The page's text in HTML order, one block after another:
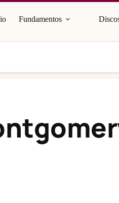
Fundamentos